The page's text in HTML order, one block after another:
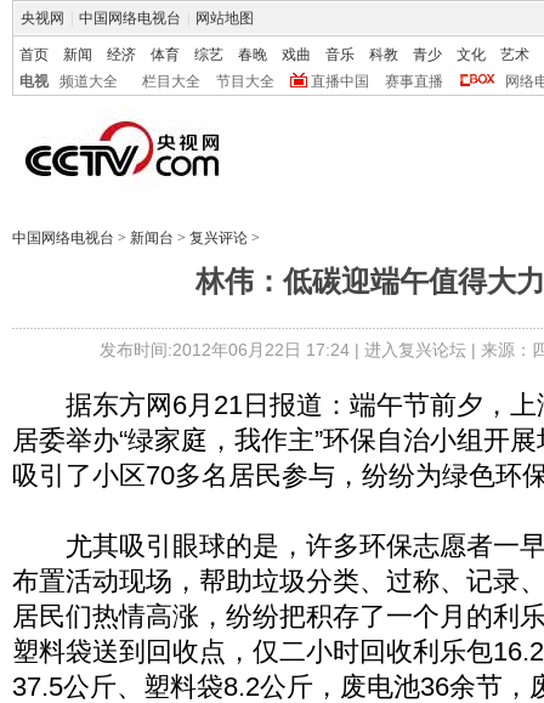
央视网 中国网络电视台 网站地图
首页 新闻 经济 体育 综艺 春晚 戏曲 音乐 科教 青少 文化
艺术
电视
频道大全 栏目大全 节目大全 直播中国 赛事直播 网络
中国网络电视台 > 新闻台 > 复兴评论 >
林伟：低碳迎端午值得大
发布时间:2012年06月22日 17:24 | 进入复兴论坛| 来源：
据东方网6月21日报道：端午节前夕，上
居委举办“绿家庭，我作主”环保自治小组开
吸引了小区70多名居民参与，纷纷为绿色环
尤其吸引眼球的是，许多环保志愿者一
布置活动现场，帮助垃圾分类、过称、记录
居民们热情高涨，纷纷把积存了一个月的利
塑料袋送到回收点，仅二小时回收利乐包
37.5公斤、塑料袋8.2公斤，废电池36余节，